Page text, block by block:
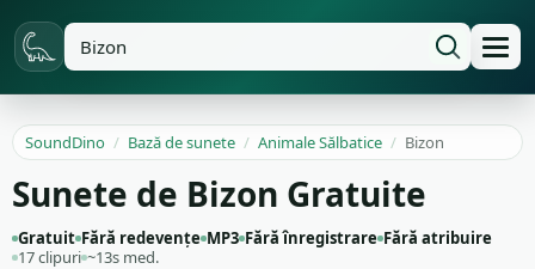
SoundDino / Bază de sunete / Animale Sălbatice / Bizon
Sunete de Bizon Gratuite
Gratuit Fără redevențe MP3 Fără înregistrare Fără atribuire
17 clipuri ~13s med.